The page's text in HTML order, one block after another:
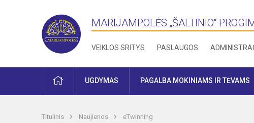
MARIJAMPOLĖS „ŠALTINIO“
VEIKLOS SRITYS PASLAUGOS
PRADŽIAUGDYMAS PAGALBA MOKINIAMS IR TĖVAMS
Titulinis Naujienos eTwinning